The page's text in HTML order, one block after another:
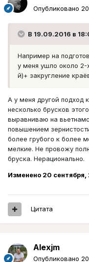
Опубликовано
В 19.09.2016 в
Например на
у меня ушло около 2-
й)+ закругление
А у меня другой подход
несколько брусков
выравниваю на
повышением
более грубого к более
мелкие. Не провожу
бруска. Нерационально.
Изменено 20 сентября,
Цитата
Alexjm
Опубликовано